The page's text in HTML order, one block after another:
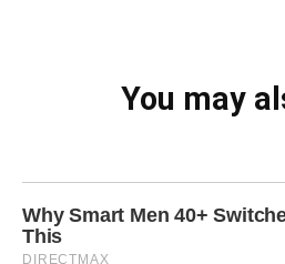
You may